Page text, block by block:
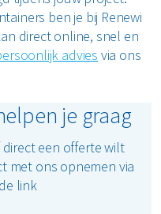
ben je bij Renewi
direct online, snel en
advies via ons
je graag
een offerte wilt
met ons opnemen via
link